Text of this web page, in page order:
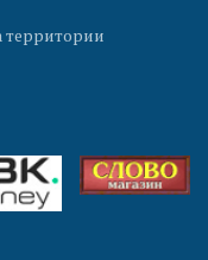
территории